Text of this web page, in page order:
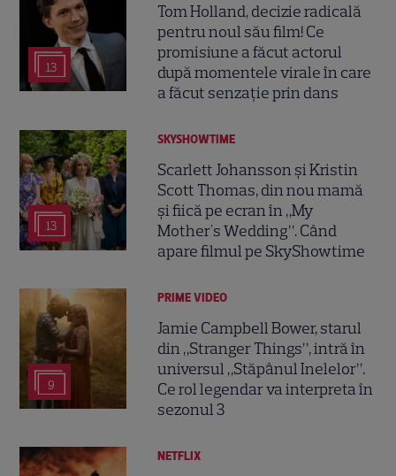
13
Tom Holland, decizie radicală
pentru noul său film! Ce
promisiune a făcut actorul
după momentele virale în care
a făcut senzație prin dans
13
SKYSHOWTIME
Scarlett Johansson și Kristin
Scott Thomas, din nou mamă
și fiică pe ecran în „My
Mother's Wedding”. Când
apare filmul pe SkyShowtime
9
PRIME VIDEO
Jamie Campbell Bower, starul
din „Stranger Things”, intră în
universul „Stăpânul Inelelor”.
Ce rol legendar va interpreta în
sezonul 3
NETFLIX